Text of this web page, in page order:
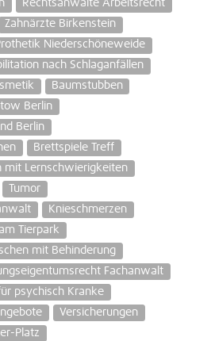
Rechtsanwälte Arbeitsrecht
Zahnärzte Birkenstein
Niederschöneweide
nach Schlaganfällen
Baumstubben
Berlin
Berlin
Brettspiele Treff
mit Lernschwierigkeiten
Tumor
Knieschmerzen
Tierpark
mit Behinderung
Fachanwalt
psychisch Kranke
Versicherungen
Platz